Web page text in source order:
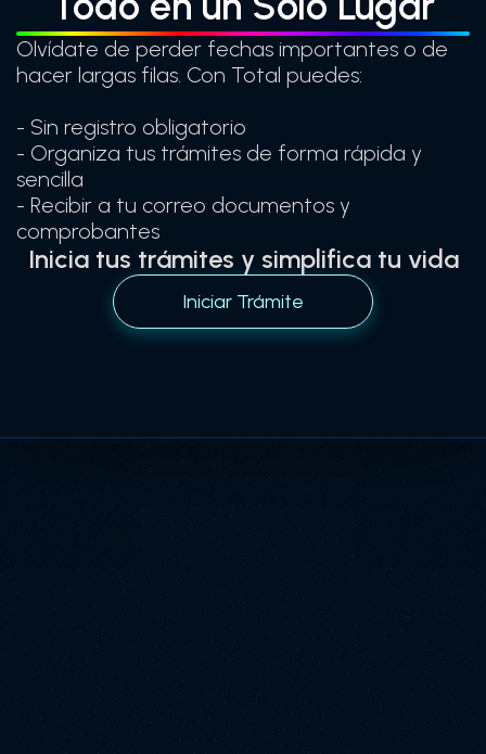
Olvídate de perder fechas importantes o de
hacer largas filas. Con Total puedes:
- Sin registro obligatorio
- Organiza tus trámites de forma rápida y
sencilla
- Recibir a tu correo documentos y
comprobantes
Inicia tus trámites y simplifica tu vida
Iniciar Trámite